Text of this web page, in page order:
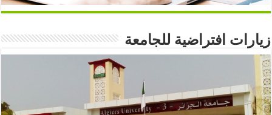
زيارات افتراضية للجامعة